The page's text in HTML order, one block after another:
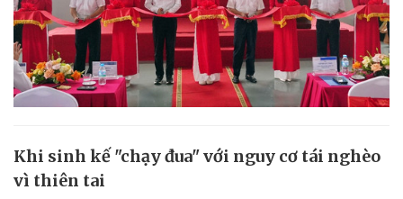
Khi sinh kế "chạy đua" với nguy cơ tái nghèo
vì thiên tai